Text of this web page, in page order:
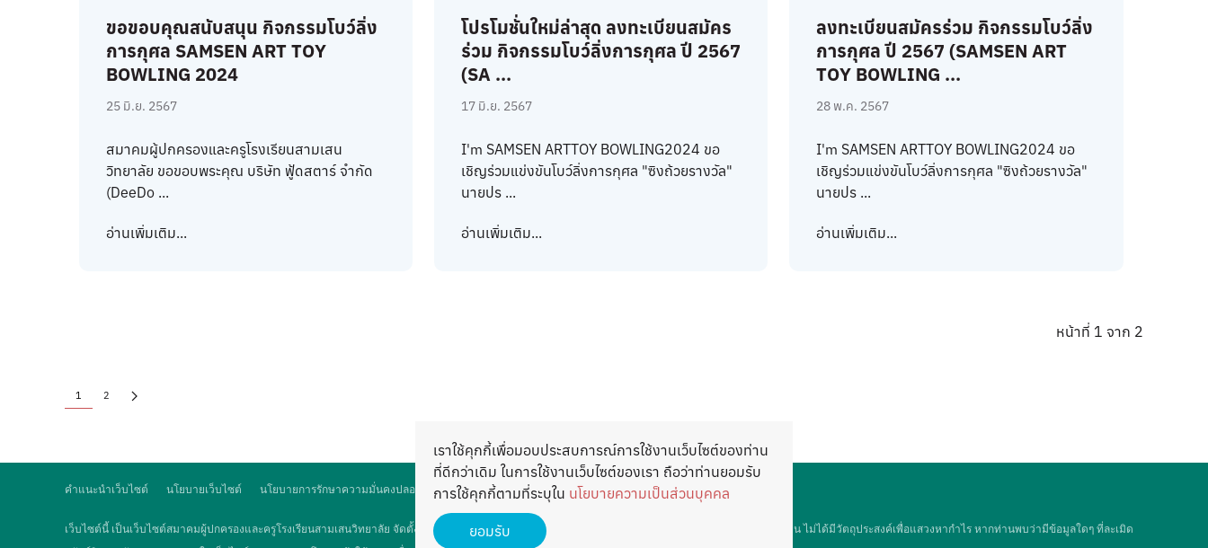
ขอขอบคุณสนับสนุน กิจกรรมโบว์ลิ่ง
การกุศล SAMSEN ART TOY
BOWLING 2024
25 มิ.ย. 2567
สมาคมผู้ปกครองและครูโรงเรียนสามเสน
วิทยาลัย ขอขอบพระคุณ บริษัท ฟู้ดสตาร์ จำกัด
(DeeDo ...
อ่านเพิ่มเติม...
โปรโมชั่นใหม่ล่าสุด ลงทะเบียนสมัคร
ร่วม กิจกรรมโบว์ลิ่งการกุศล ปี 2567
(SA ...
17 มิ.ย. 2567
I'm SAMSEN ARTTOY BOWLING2024 ขอ
เชิญร่วมแข่งขันโบว์ลิ่งการกุศล "ซิงถ้วยรางวัล"
นายปร ...
อ่านเพิ่มเติม...
ลงทะเบียนสมัครร่วม กิจกรรมโบว์ลิ่ง
การกุศล ปี 2567 (SAMSEN ART
TOY BOWLING ...
28 พ.ค. 2567
I'm SAMSEN ARTTOY BOWLING2024 ขอ
เชิญร่วมแข่งขันโบว์ลิ่งการกุศล "ซิงถ้วยรางวัล"
นายปร ...
อ่านเพิ่มเติม...
หน้าที่ 1 จาก 2
1 2
คำแนะนำเว็บไซต์ นโยบายเว็บไซต์ นโยบายการรักษาความมั่นคงปลอดภัย นโยบายการคุ้มครองข้อมูลส่วนบุคคล แผนผังเว็บไซต์
เว็บไซต์นี้ เป็นเว็บไซต์สมาคมผู้ปกครองและครูโรงเรียนสามเสนวิทยาลัย จัดตั้งขึ้นเพื่อส่งเสริมให้ผู้ปกครองและครูร่วมมือกัน เพื่อการศึกษาและสวัสดิการของนักเรียน ไม่ได้มีวัตถุประสงค์เพื่อแสวงหากำไร หากท่านพบว่ามีข้อมูลใดๆ ที่ละเมิด
เราใช้คุกกี้เพื่อมอบประสบการณ์การใช้งานเว็บไซต์ของท่าน
ที่ดีกว่าเดิม ในการใช้งานเว็บไซต์ของเรา ถือว่าท่านยอมรับ
การใช้คุกกี้ตามที่ระบุใน นโยบายความเป็นส่วนบุคคล
ยอมรับ